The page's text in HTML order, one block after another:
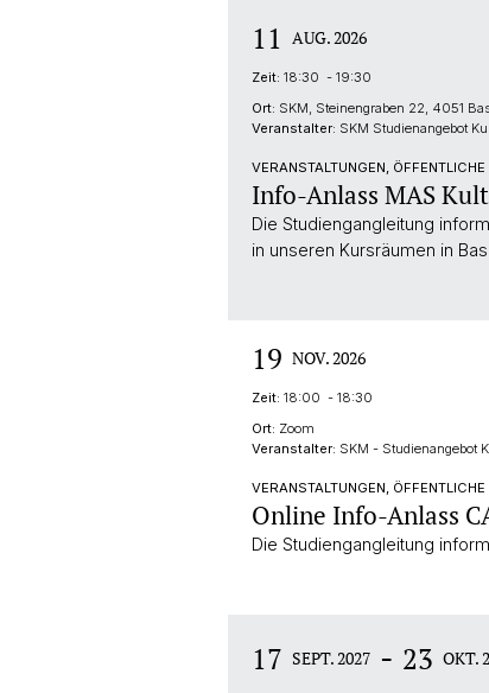
11 AUG. 2026
Zeit: 18:30 - 19:30
Ort: SKM, Steinengraben 22, 4051
Veranstalter: SKM Studienangebot
VERANSTALTUNGEN,
Info-Anlass MAS
Die Studiengangleitung
in unseren Kursräumen in
19 NOV. 2026
Zeit: 18:00 - 18:30
Ort: Zoom
Veranstalter: SKM - Studienangebot
VERANSTALTUNGEN,
Online Info-Anlass
Die Studiengangleitung
17 SEPT. 2027 - 23 OKT.